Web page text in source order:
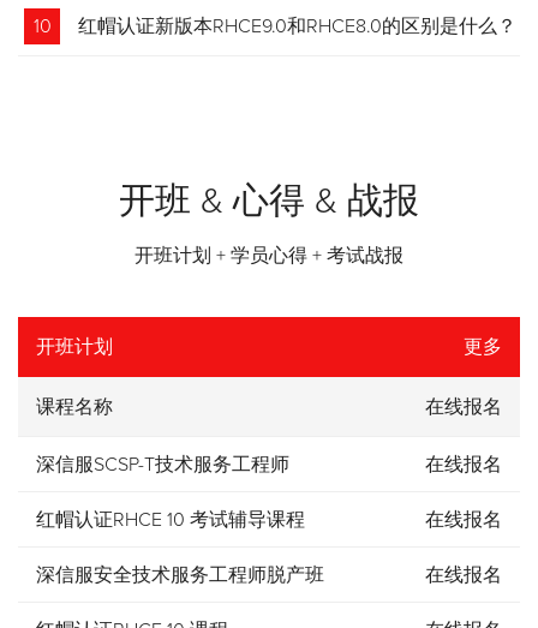
师）证书？申请步骤请收藏！
10 红帽认证新版本RHCE9.0和RHCE8.0的区别是什么？
开班 & 心得 & 战报
开班计划 + 学员心得 + 考试战报
开班计划 更多
课程名称 在线报名
深信服SCSP-T技术服务工程师 在线报名
红帽认证RHCE 10 考试辅导课程 在线报名
深信服安全技术服务工程师脱产班 在线报名